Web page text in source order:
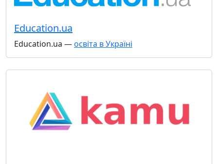
Education.ua
Education.ua —освіта в Україні